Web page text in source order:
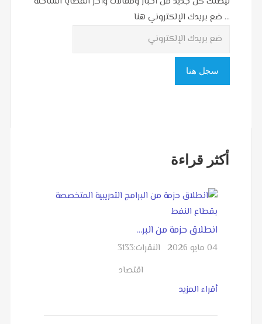
... ضع بريدك الإلكتروني هنا
أكثر قراءة
انطلاق حزمة من البر…
04 مايو 2026 النقرات:3133
اقتصاد
أقراء المزيد